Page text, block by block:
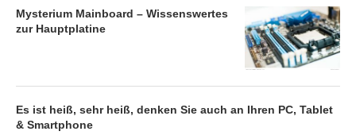
Mysterium Mainboard – Wissenswertes
zur Hauptplatine
Es ist heiß, sehr heiß, denken Sie auch an Ihren PC, Tablet
& Smartphone